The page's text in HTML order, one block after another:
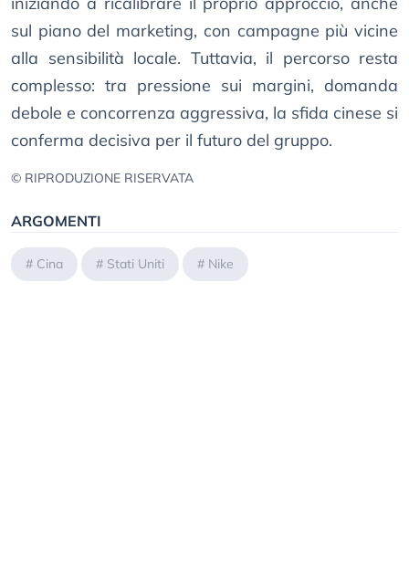
sul piano del marketing, con campagne più vicine
alla sensibilità locale. Tuttavia, il percorso resta
complesso: tra pressione sui margini, domanda
debole e concorrenza aggressiva, la sfida cinese si
conferma decisiva per il futuro del gruppo.
© RIPRODUZIONE RISERVATA
ARGOMENTI
# Cina # Stati Uniti # Nike